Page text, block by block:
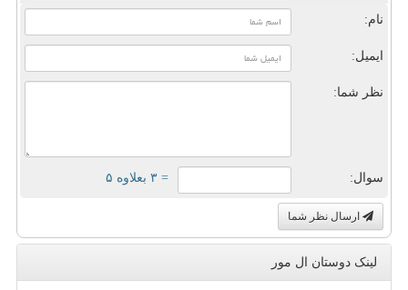
نام:
ایمیل:
نظر شما:
سوال: = ۳ بعلاوه ۵
ارسال نظر شما
لینک دوستان ال مور